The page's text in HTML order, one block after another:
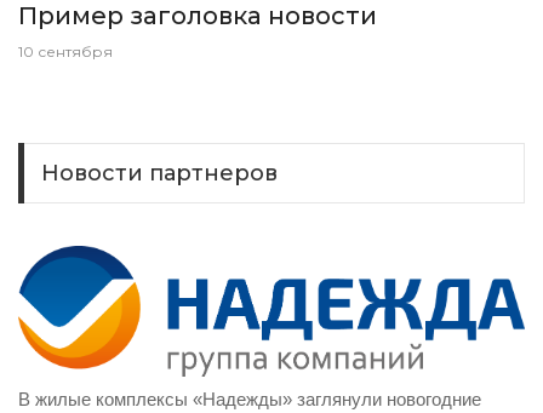
Пример заголовка новости
10 сентября
Новости партнеров
В жилые комплексы «Надежды» заглянули новогодние